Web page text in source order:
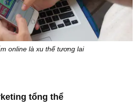
online là xu thế tương lai
tổng thể